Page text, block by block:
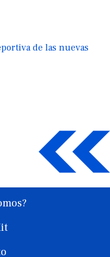
de las nuevas